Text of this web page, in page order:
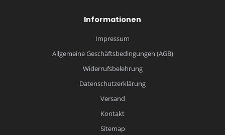
Informationen
Impressum
Allgemeine Geschäftsbedingungen (AGB)
Widerrufsbelehrung
Datenschutzerklärung
Versand
Kontakt
Sitemap